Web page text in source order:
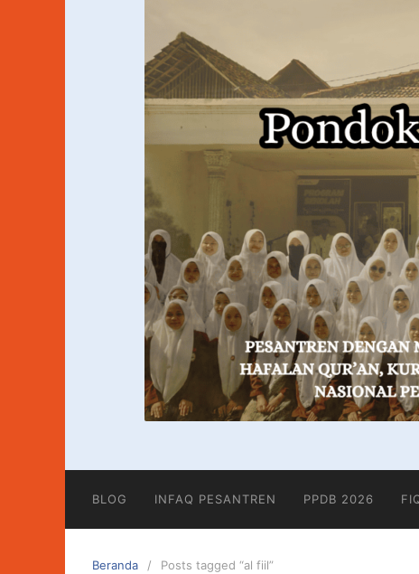
BLOG INFAQ PESANTREN PPDB 2026
Beranda Posts tagged “al fiil”